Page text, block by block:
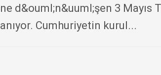
d&ouml;n&uuml;şen 3 Mayıs
Cumhuriyetin kurul...